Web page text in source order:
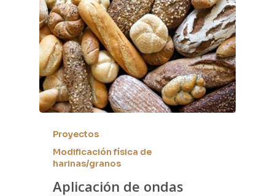
Proyectos
Modificación física de
harinas/granos
Aplicación de ondas